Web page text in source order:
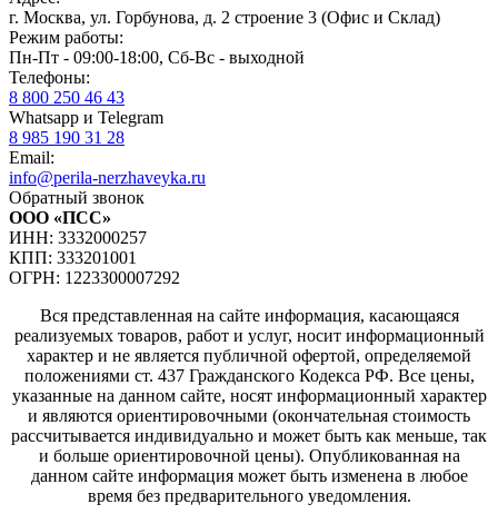
г. Москва, ул. Горбунова, д. 2 строение 3 (Офис и Склад)
Режим работы:
Пн-Пт - 09:00-18:00, Сб-Вс - выходной
Телефоны:
8 800 250 46 43
Whatsapp и Telegram
8 985 190 31 28
Email:
info@perila-nerzhaveyka.ru
Обратный звонок
ООО «ПСС»
ИНН: 3332000257
КПП: 333201001
ОГРН: 1223300007292
Вся представленная на сайте информация, касающаяся
реализуемых товаров, работ и услуг, носит информационный
характер и не является публичной офертой, определяемой
положениями ст. 437 Гражданского Кодекса РФ. Все цены,
указанные на данном сайте, носят информационный характер
и являются ориентировочными (окончательная стоимость
рассчитывается индивидуально и может быть как меньше, так
и больше ориентировочной цены). Опубликованная на
данном сайте информация может быть изменена в любое
время без предварительного уведомления.